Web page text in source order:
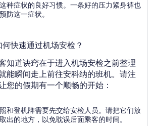
种症状的良好习惯。一条好的压力紧身裤也
防这一症状。
快速通过机场安检？
知道诀窍在于进入机场安检之前整理
能瞬间走上前往安科纳的班机。请注
您的假期有一个顺畅的开始：
和登机牌需要先交给安检人员。请把它们放
出的地方，以免耽误后面乘客的时间。